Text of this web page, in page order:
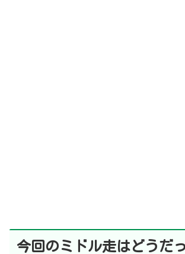
今回 のミドル走はどうだ